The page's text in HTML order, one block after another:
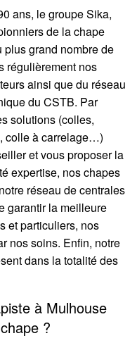
ans, le groupe Sika,
de la chape
grand nombre de
régulièrement nos
ainsi que du réseau
du CSTB. Par
solutions (colles,
colle à carrelage…)
et vous proposer la
expertise, nos chapes
réseau de centrales
garantir la meilleure
et particuliers, nos
nos soins. Enfin, notre
dans la totalité des
à Mulhouse
?